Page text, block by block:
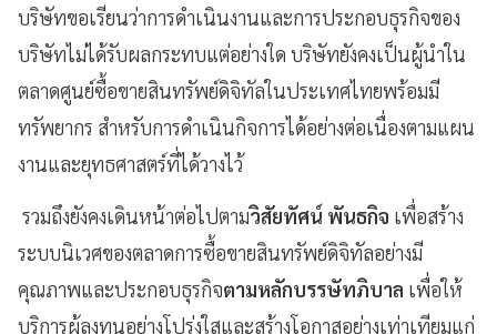
บริษัทขอเรียนว่าการดำเนินงานและการประกอบธุรกิจของ
บริษัทไม่ได้รับผลกระทบแต่อย่างใด บริษัทยังคงเป็นผู้นำใน
ตลาดศูนย์ซื้อขายสินทรัพย์ดิจิทัลในประเทศไทยพร้อมมี
ทรัพยากร สำหรับการดำเนินกิจการได้อย่างต่อเนื่องตามแผน
งานและยุทธศาสตร์ที่ได้วางไว้
รวมถึงยังคงเดินหน้าต่อไปตามวิสัยทัศน์ พันธกิจ เพื่อสร้าง
ระบบนิเวศของตลาดการซื้อขายสินทรัพย์ดิจิทัลอย่างมี
คุณภาพและประกอบธุรกิจตามหลักบรรษัทภิบาล เพื่อให้
บริการผู้ลงทุนอย่างโปร่งใสและสร้างโอกาสอย่างเท่าเทียมแก่